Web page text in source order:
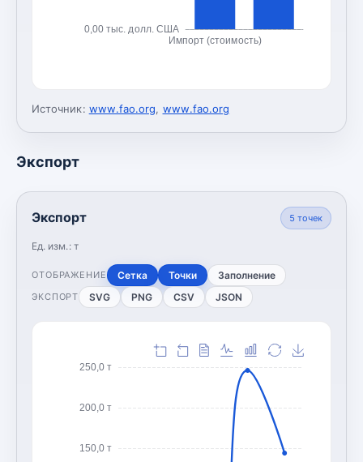
0,00 тыс. долл. США
Импорт (стоимость)
Источник: www.fao.org, www.fao.org
Экспорт
Экспорт
Ед. изм.: т
5 точек
ОТОБРАЖЕНИЕ Сетка Точки Заполнение
ЭКСПОРТ SVG PNG CSV JSON
150,0 т
200,0 т
250,0 т